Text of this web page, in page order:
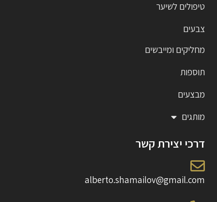
טיפולים לשיער
צבעים
מחליקים ומייבשים
תוספות
מבצעים
מותגים
דרכי יצירת קשר
alberto.shamailov@gmail.com